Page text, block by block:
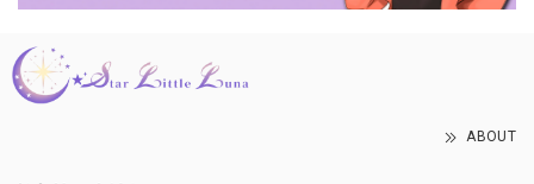
ABOUT